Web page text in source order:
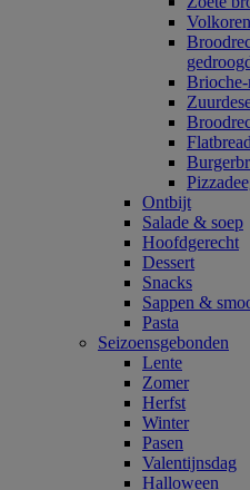
Brioche-
Ontbijt
Salade & soep
Hoofdgerecht
Dessert
Snacks
Sappen &
Pasta
Seizoensgebonden
Lente
Zomer
Herfst
Winter
Pasen
Valentijnsdag
Halloween